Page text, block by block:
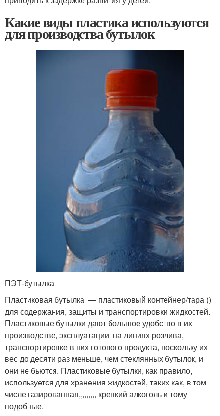
Какие виды пластика используются
для производства бутылок
ПЭТ-бутылка
Пластиковая бутылка — пластиковый контейнер/тара ()
для содержания, защиты и транспортировки жидкостей.
Пластиковые бутылки дают большое удобство в их
производстве, эксплуатации, на линиях розлива,
транспортировке в них готового продукта, поскольку их
вес до десяти раз меньше, чем стеклянных бутылок, и
они не бьются. Пластиковые бутылки, как правило,
используется для хранения жидкостей, таких как, в том
числе газированная,,,,,,,,, крепкий алкоголь и тому
подобные.